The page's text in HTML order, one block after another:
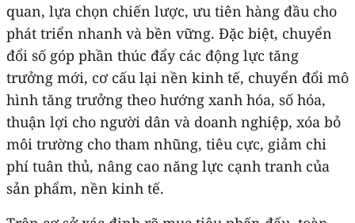
quan, lựa chọn chiến lược, ưu tiên hàng đầu cho
phát triển nhanh và bền vững. Đặc biệt, chuyển
đổi số góp phần thúc đẩy các động lực tăng
trưởng mới, cơ cấu lại nền kinh tế, chuyển đổi mô
hình tăng trưởng theo hướng xanh hóa, số hóa,
thuận lợi cho người dân và doanh nghiệp, xóa bỏ
môi trường cho tham nhũng, tiêu cực, giảm chi
phí tuân thủ, nâng cao năng lực cạnh tranh của
sản phẩm, nền kinh tế.